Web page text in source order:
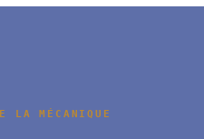
LA MÉCANIQUE